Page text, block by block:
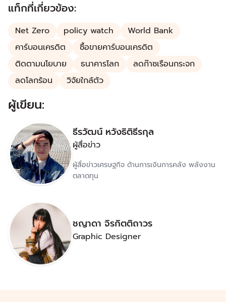
แท็กที่เกี่ยวข้อง:
Net Zero policy watch
World Bank
คาร์บอนเครดิต
ซื้อขายคาร์บอนเครดิต
ติดตามนโยบาย
ธนาคารโลก
ลดก๊าซเรือนกระจก
ลดโลกร้อน
วิจัยใกล้ตัว
ผู้เขียน:
ธีรวัฒน์ หวังธิติธีรกุล
ผู้สื่อข่าว
ผู้สื่อข่าวเศรษฐกิจ ด้านการเงินการคลัง พลังงาน
ตลาดทุน
ชญาดา จิรกิตติถาวร
Graphic Designer